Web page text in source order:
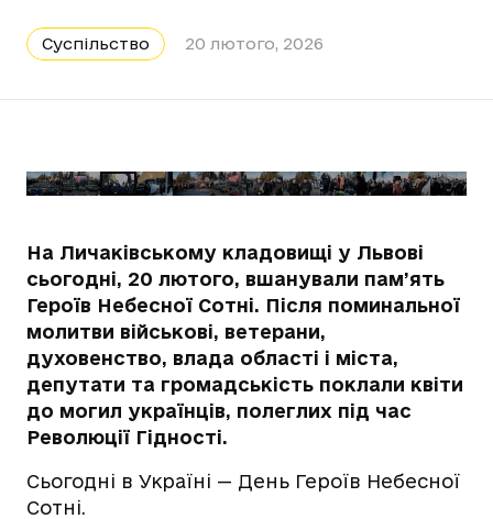
Суспільство 20 лютого, 2026
На Личаківському кладовищі у Львові
сьогодні, 20 лютого, вшанували пам’ять
Героїв Небесної Сотні. Після поминальної
молитви військові, ветерани,
духовенство, влада області і міста,
депутати та громадськість поклали квіти
до могил українців, полеглих під час
Революції Гідності.
Сьогодні в Україні — День Героїв Небесної
Сотні.